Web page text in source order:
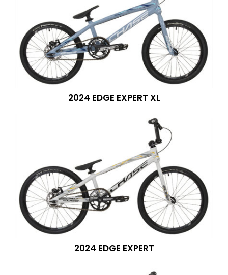
2024 EDGE EXPERT XL
2024 EDGE EXPERT